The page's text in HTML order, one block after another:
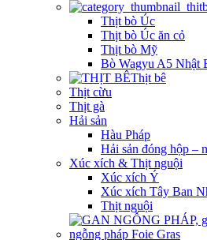
Thịt bò Úc
Thịt bò Úc ăn cỏ
Thịt bò Mỹ
Bò Wagyu A5 Nhật
Thịt bê
Thịt cừu
Thịt gà
Hải sản
Hàu Pháp
Hải sản đóng hộp –
Xúc xích & Thịt nguội
Xúc xích Ý
Xúc xích Tây Ban
Thịt nguội